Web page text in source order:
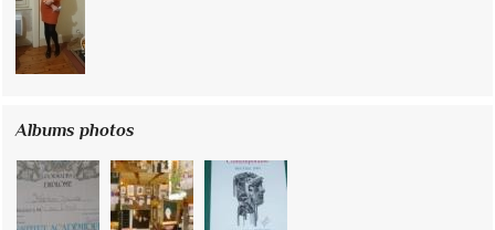
Albums photos